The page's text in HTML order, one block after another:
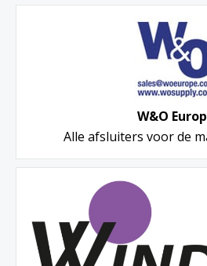
W&O
Alle afsluiters voor de